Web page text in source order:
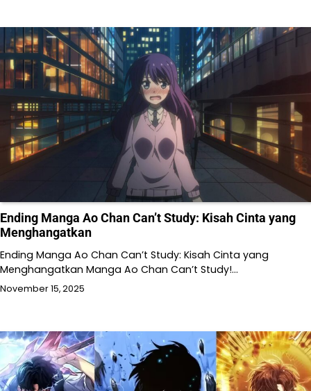
Ending Manga Ao Chan Can’t Study: Kisah Cinta yang
Menghangatkan
Ending Manga Ao Chan Can’t Study: Kisah Cinta yang
Menghangatkan Manga Ao Chan Can’t Study!…
November 15, 2025